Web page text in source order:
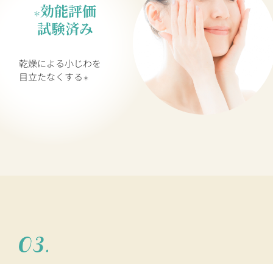
＊効能評価
試験済み
乾燥による小じわを
目立たなくする ＊